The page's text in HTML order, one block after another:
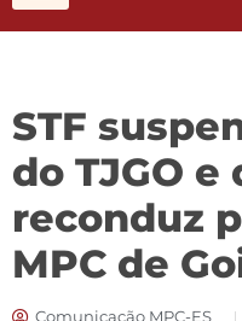
STF
do TJGO e
reconduz
MPC de
Comunicação MPC-ES